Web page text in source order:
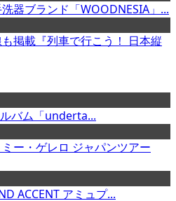
器ブランド「WOODNESIA」...
掲載『列車で行こう！ 日本縦
バム「underta...
ー・ゲレロ ジャパンツアー
ACCENT アミュプ...